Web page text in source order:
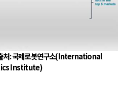
처:국제로봇연구소(International
Institute)